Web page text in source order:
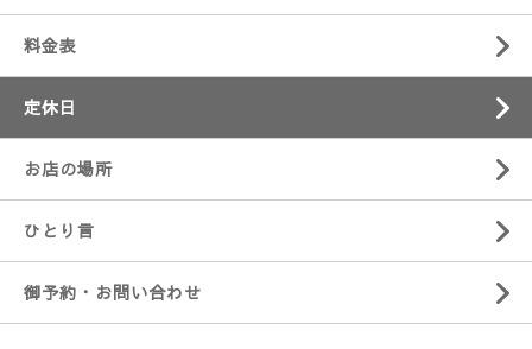
料金表
定休日
お店の場所
ひとり言
御予約・お問い合わせ